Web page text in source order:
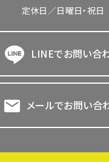
定休日／日曜日・祝日
LINEでお問い合
メールでお問い合